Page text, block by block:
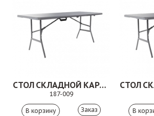
СТОЛ СКЛАДНОЙ КАРИБЫ 4
187-009
Заказ